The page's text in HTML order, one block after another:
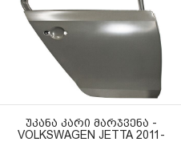
ᲣᲙᲐᲜᲐ ᲙᲐᲠᲘ ᲛᲐᲠᲯᲕᲔᲜᲐ -
VOLKSWAGEN JETTA 2011-